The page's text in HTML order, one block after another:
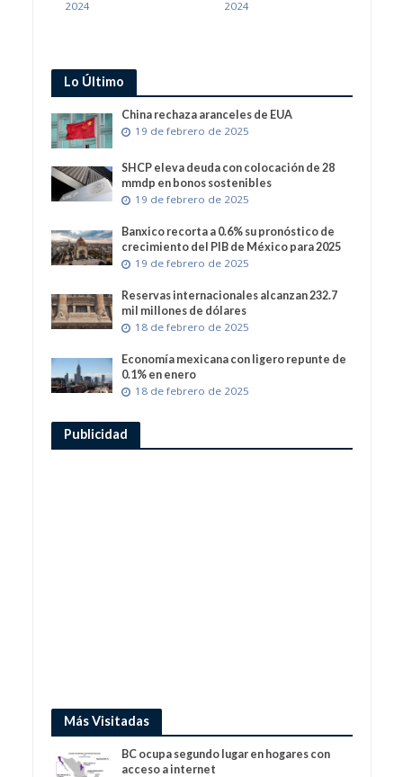
2024
2024
Lo Último
China rechaza aranceles de EUA
19 de febrero de 2025
SHCP eleva deuda con colocación de 28
mmdp en bonos sostenibles
19 de febrero de 2025
Banxico recorta a 0.6% su pronóstico de
crecimiento del PIB de México para 2025
19 de febrero de 2025
Reservas internacionales alcanzan 232.7
mil millones de dólares
18 de febrero de 2025
Economía mexicana con ligero repunte de
0.1% en enero
18 de febrero de 2025
Publicidad
Más Visitadas
BC ocupa segundo lugar en hogares con
acceso a internet